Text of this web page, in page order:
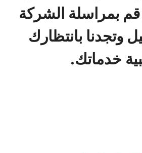
قم بمراسلة الشركة
وتجدنا بانتظارك
خدماتك.